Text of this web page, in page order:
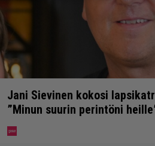
Jani Sievinen kokosi
”Minun suurin perintöni